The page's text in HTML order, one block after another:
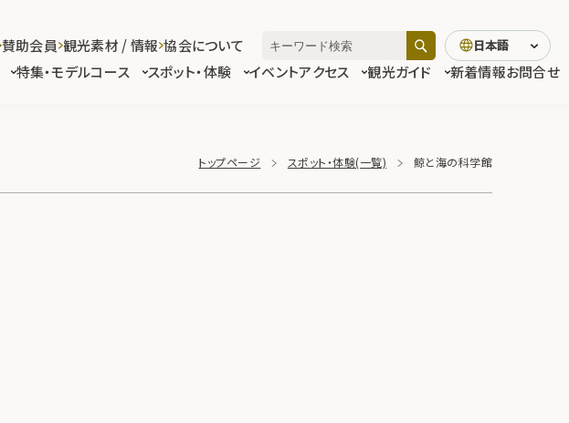
特集・モデルコース スポット・体験 イベントアクセス 観光ガイド 新着情報お問合せ
賛助会員 観光素材 / 情報 協会について 日本語
トップページ スポット・体験(一覧) 鯨と海の科学館